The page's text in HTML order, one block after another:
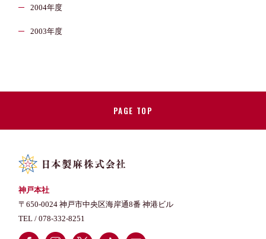
2004年度
2003年度
PAGE TOP
神戸本社
〒650-0024 神戸市中央区海岸通8番 神港ビル
TEL /078-332-8251